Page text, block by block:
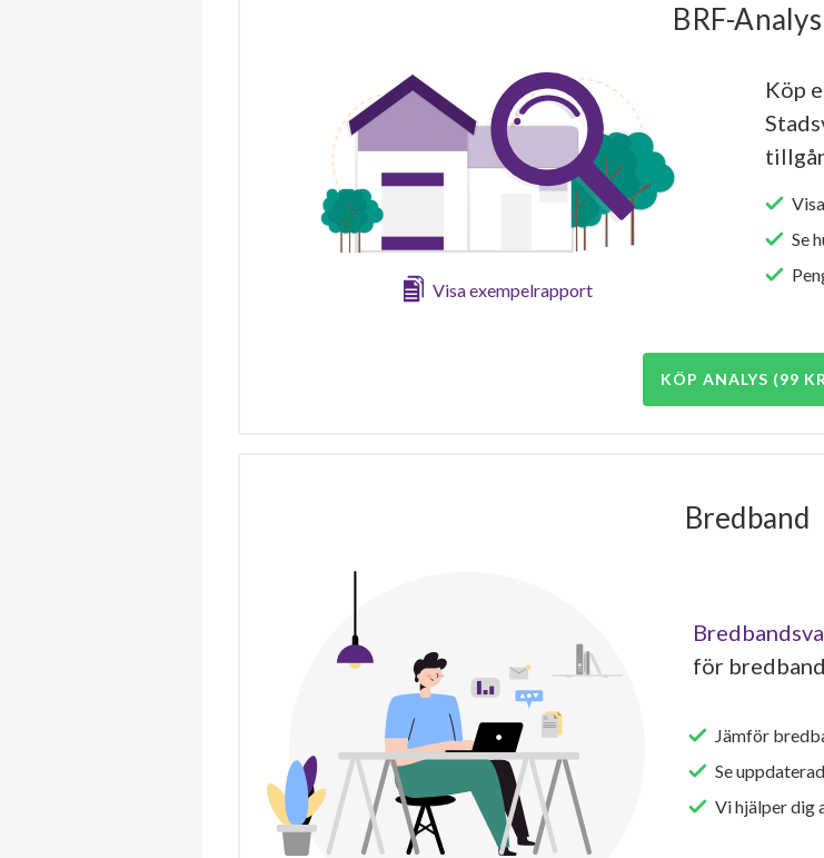
BRF-Analys
Visa exempelrapport
Köp
Se
KÖP ANALYS (99
Bredband
för
Jämför
Se
Vi hjälper dig